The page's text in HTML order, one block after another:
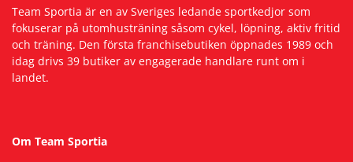
Team Sportia är en av Sveriges ledande sportkedjor som
fokuserar på utomhusträning såsom cykel, löpning, aktiv fritid
och träning. Den första franchisebutiken öppnades 1989 och
idag drivs 39 butiker av engagerade handlare runt om i
landet.
Om Team Sportia